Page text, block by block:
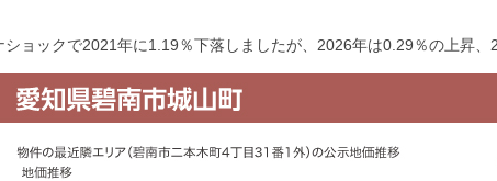
ョックで2021年に1.19％下落しましたが、2026年は0.29％の上昇、